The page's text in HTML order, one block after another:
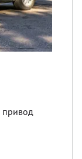
привод